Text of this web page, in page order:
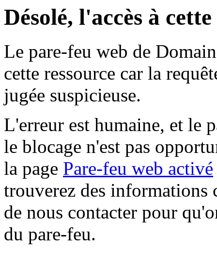
Désolé, l'accès à
Le pare-feu web de
cette ressource car la
jugée suspicieuse.
L'erreur est humaine, et le
le blocage n'est pas
la page Pare-feu web activé
trouverez des informations
de nous contacter pour
du pare-feu.